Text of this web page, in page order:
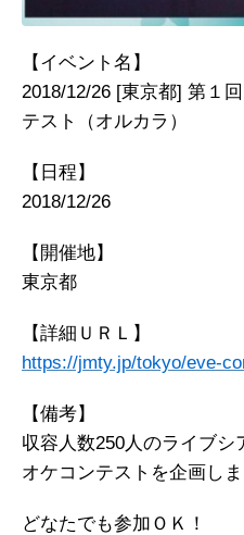
【イベント名】
2018/12/26 [東京都] 第１
テスト（オルカラ）
【日程】
2018/12/26
【開催地】
東京都
【詳細ＵＲＬ】
https://jmty.jp/tokyo/eve-
【備考】
収容人数250人のライブシ
オケコンテストを企画しま
どなたでも参加ＯＫ！